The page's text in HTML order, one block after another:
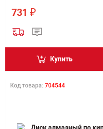
731 ₽
Купить
Код товара: 704544